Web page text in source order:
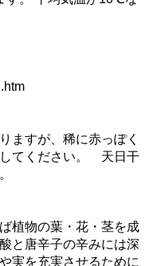
ますが、稀に赤っぽく
てください。 天日干
植物の葉・花・茎を成
と唐辛子の辛みには深
実を充実させるために